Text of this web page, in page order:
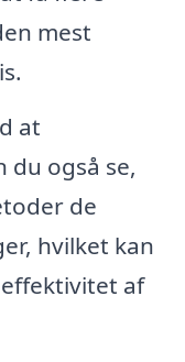
mest
at
du også se,
de
hvilket kan
af